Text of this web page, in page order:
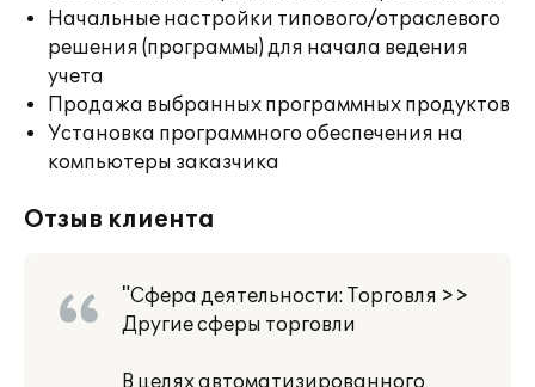
Начальные настройки типового/отраслевого
решения (программы) для начала ведения
учета
Продажа выбранных программных продуктов
Установка программного обеспечения на
компьютеры заказчика
Отзыв клиента
"Сфера деятельности: Торговля >>
Другие сферы торговли
В целях автоматизированного